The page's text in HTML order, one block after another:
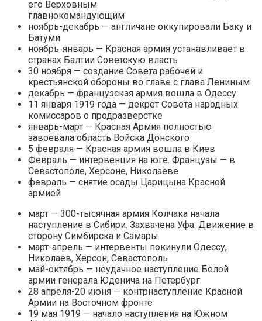
его Верховным
главнокомандующим
ноябрь-декабрь — англичане оккупировали Баку и
Батуми
ноябрь-январь — Красная армия устанавливает в
странах Балтии Советскую власть
30 ноября — создание Совета рабочей и
крестьянской обороны во главе с глава Лениным
декабрь — французская армия вошла в Одессу
11 января 1919 года — декрет Совета народных
комиссаров о продразверстке
январь-март — Красная Армия полностью
завоевала область Войска Донского
5 февраля — Красная армия вошла в Киев
Февраль — интервенция на юге. Французы — в
Севастополе, Херсоне, Николаеве
февраль — снятие осады Царицына Красной
армией
март — 300-тысячная армия Колчака начала
наступление в Сибири. Захвачена Уфа. Движение в
сторону Симбирска и Самары
март-апрель — интервенты покинули Одессу,
Николаев, Херсон, Севастополь
май-октябрь — неудачное наступление Белой
армии генерала Юденича на Петербург
28 апреля-20 июня — контрнаступление Красной
Армии на Восточном фронте
19 мая 1919 — начало наступления на Южном